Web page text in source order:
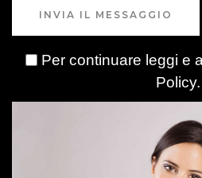
INVIA IL MESSAGGIO
Per continuare leggi e
Policy.